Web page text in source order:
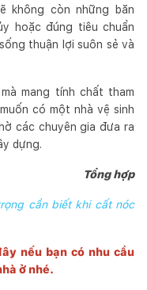
không còn những băn
hoặc đúng tiêu chuẩn
thuận lợi suôn sẻ và
mang tính chất tham
có một nhà vệ sinh
các chuyên gia đưa ra
dựng.
Tổng hợp
cần biết khi cất nóc
nếu bạn có nhu cầu
ở nhé.